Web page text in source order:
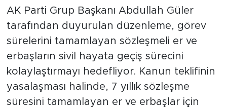
AK Parti Grup Başkanı Abdullah Güler
tarafından duyurulan düzenleme, görev
sürelerini tamamlayan sözleşmeli er ve
erbaşların sivil hayata geçiş sürecini
kolaylaştırmayı hedefliyor. Kanun teklifinin
yasalaşması halinde, 7 yıllık sözleşme
süresini tamamlayan er ve erbaşlar için